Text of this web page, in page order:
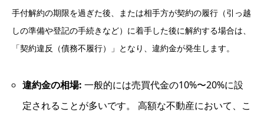
手付解約の期限を過ぎた後、または相手方が契約の履行（引っ越
しの準備や登記の手続きなど）に着手した後に解約する場合は、
「契約違反（債務不履行）」となり、違約金が発生します。
違約金の相場: 一般的には売買代金の10%〜20%に設
定されることが多いです。 高額な不動産において、こ